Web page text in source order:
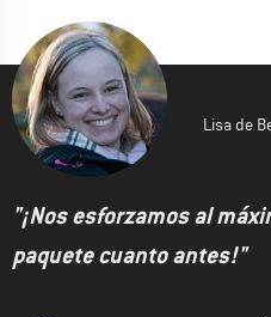
Lisa de
"¡Nos esforzamos al
paquete cuanto antes!"